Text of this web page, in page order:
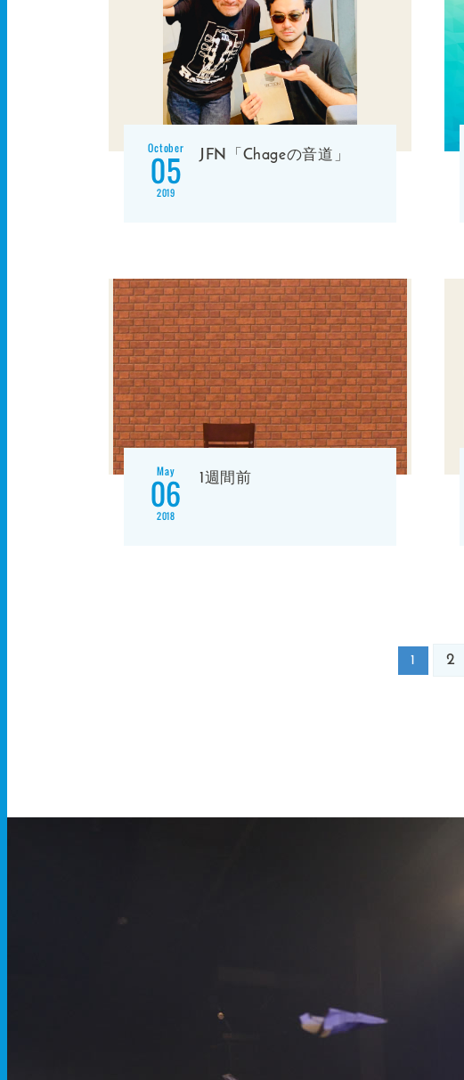
October
05
2019
JFN「Chageの音道」
May
06
2018
1週間前
1 2